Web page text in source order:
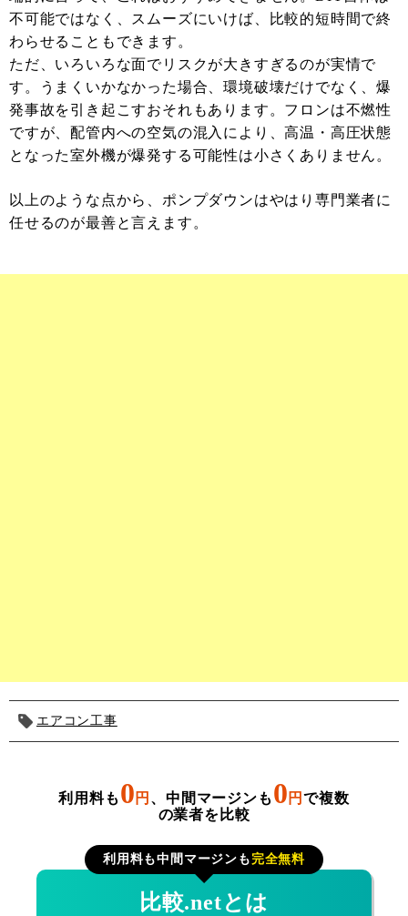
不可能ではなく、スムーズにいけば、比較的短時間で終
わらせることもできます。
ただ、いろいろな面でリスクが大きすぎるのが実情で
す。うまくいかなかった場合、環境破壊だけでなく、爆
発事故を引き起こすおそれもあります。フロンは不燃性
ですが、配管内への空気の混入により、高温・高圧状態
となった室外機が爆発する可能性は小さくありません。
以上のような点から、ポンプダウンはやはり専門業者に
任せるのが最善と言えます。
エアコン工事
利用料も 0 円 、中間マージンも 0 円で複数
の業者を比較
利用料も中間マージンも 完全無料
比較.netとは